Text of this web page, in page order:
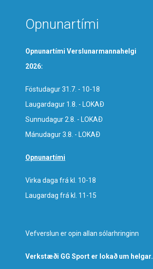
Opnunartími
Opnunartími Verslunarmannahelgi
2026:
Föstudagur 31.7. - 10-18
Laugardagur 1.8. - LOKAÐ
Sunnudagur 2.8. - LOKAÐ
Mánudagur 3.8. - LOKAÐ
Opnunartími
Virka daga frá kl. 10-18
Laugardag frá kl. 11-15
Vefverslun er opin allan sólarhringinn
Verkstæði GG Sport er lokað um helgar.